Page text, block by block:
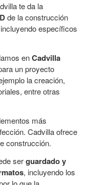
te da la
de la construcción
específicos
enCadvilla
un proyecto
la creación,
entre otras
más
Cadvilla ofrece
construcción.
serguardado y
, incluyendo los